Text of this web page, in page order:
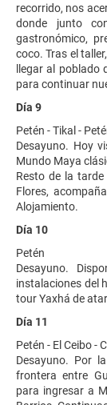
recorrido, nos
donde junto
gastronómico,
coco. Tras el
llegar al poblado
para continuar
Día 9
Petén - Tikal -
Desayuno. Hoy
Mundo Maya
Resto de la
Flores,
Alojamiento.
Día 10
Petén
Desayuno.
instalaciones del
tour Yaxhá de
Día 11
Petén - El Ceibo -
Desayuno. Por
frontera entre
para ingresar a